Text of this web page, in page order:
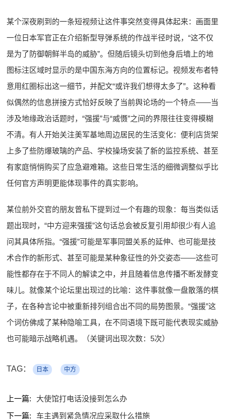
某个深夜刷到的一条短视频让这件事突然变得具体起来：画面里
一位日本军官正在介绍新型导弹系统的作战半径时说，“这不仅
是为了防御朝鲜半岛的威胁”。但随后镜头切到他身后墙上的地
图标注区域时显示的是中国东海方向的位置标记。视频发布者特
意用红圈标出这一细节，并配文“或许我们想得太多了”。这种看
似偶然的信息拼接方式恰好反映了当前舆论场的一个特点——当
涉及地缘政治话题时，“强援”与“威慑”之间的界限往往变得模糊
不清。有人开始关注美军基地周边居民的生活变化：便利店货架
上多了些防爆玻璃的产品、学校操场安装了新的监控系统、甚至
有家庭悄悄购买了应急避难箱。这些日常生活的细微调整似乎比
任何官方声明更能体现事件的真实影响。
某位前外交官的朋友曾私下提到过一个有趣的现象：每当类似话
题出现时，“中方迎来强援”这句话总会被反复引用却很少有人追
问其具体所指。“强援”可能是军事同盟关系的延伸、也可能是技
术合作的新形式、甚至可能是某种象征性的外交姿态——这些可
能性都存在于不同人的解读之中，并且随着信息传播不断发酵变
味儿。就像某个论坛里出现过的比喻：这件事就像一盘散落的棋
子，在各种言论中被重新排列组合出不同的局势图景。“强援”这
个词仿佛成了某种隐喻工具，在不同语境下既可能代表现实威胁
也可能暗示战略机遇。（关键词出现次数：5次）
TAG： 日本 中方
上一篇:
大使馆打电话没接到怎么办
下一篇:
车主遇到紧急情况应采取什么措施